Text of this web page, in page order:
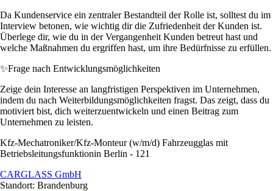
Da Kundenservice ein zentraler Bestandteil der Rolle ist, solltest du im
Interview betonen, wie wichtig dir die Zufriedenheit der Kunden ist.
Überlege dir, wie du in der Vergangenheit Kunden betreut hast und
welche Maßnahmen du ergriffen hast, um ihre Bedürfnisse zu erfüllen.
✨Frage nach Entwicklungsmöglichkeiten
Zeige dein Interesse an langfristigen Perspektiven im Unternehmen,
indem du nach Weiterbildungsmöglichkeiten fragst. Das zeigt, dass du
motiviert bist, dich weiterzuentwickeln und einen Beitrag zum
Unternehmen zu leisten.
Kfz-Mechatroniker/Kfz-Monteur (w/m/d) Fahrzeugglas mit
Betriebsleitungsfunktionin Berlin - 121
CARGLASS GmbH
Standort: Brandenburg